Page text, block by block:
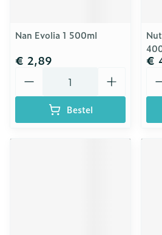
Nan Evolia 1 500ml
€ 2,89
Bestel
€